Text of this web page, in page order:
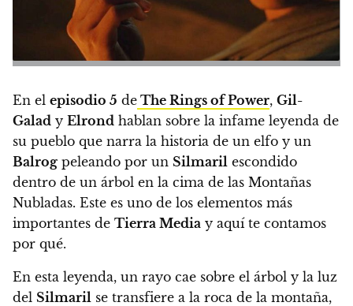
En el episodio 5 de The Rings of Power, Gil-
Galad y Elrond hablan sobre la infame leyenda de
su pueblo que narra la historia de un elfo y un
Balrog peleando por un Silmaril escondido
dentro de un árbol en la cima de las Montañas
Nubladas. Este es uno de los elementos más
importantes de Tierra Media y aquí te contamos
por qué.
En esta leyenda, un rayo cae sobre el árbol y la luz
del Silmaril se transfiere a la roca de la montaña,